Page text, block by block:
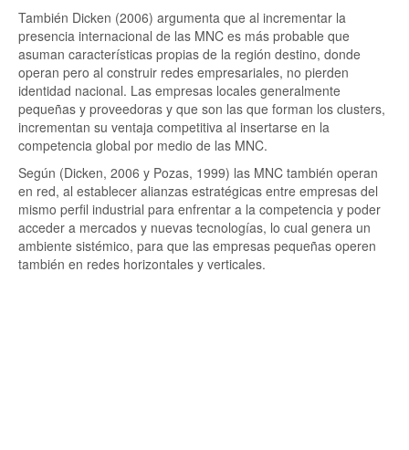
También Dicken (2006) argumenta que al incrementar la
presencia internacional de las MNC es más probable que
asuman características propias de la región destino, donde
operan pero al construir redes empresariales, no pierden
identidad nacional. Las empresas locales generalmente
pequeñas y proveedoras y que son las que forman los clusters,
incrementan su ventaja competitiva al insertarse en la
competencia global por medio de las MNC.
Según (Dicken, 2006 y Pozas, 1999) las MNC también operan
en red, al establecer alianzas estratégicas entre empresas del
mismo perfil industrial para enfrentar a la competencia y poder
acceder a mercados y nuevas tecnologías, lo cual genera un
ambiente sistémico, para que las empresas pequeñas operen
también en redes horizontales y verticales.